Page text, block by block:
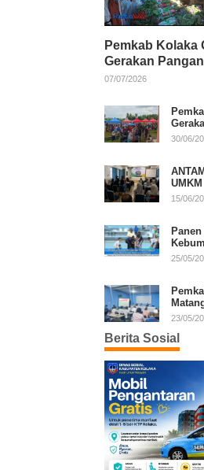
Pemkab Kolaka
Gerakan
Salurkan Pupuk
07/07/2026
30/06/
15/06/
25/05/
Kakao
Daerah
23/05/
Berita Sosial